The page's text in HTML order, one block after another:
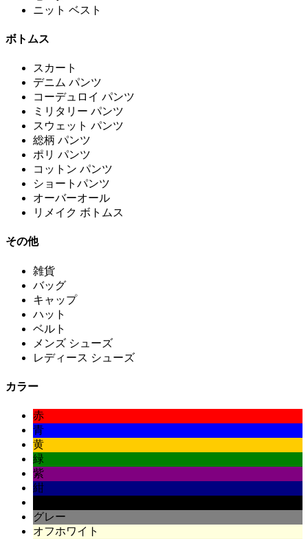
ニット ベスト
ボトムス
スカート
デニム パンツ
コーデュロイ パンツ
ミリタリー パンツ
スウェット パンツ
総柄 パンツ
ポリ パンツ
コットン パンツ
ショートパンツ
オーバーオール
リメイク ボトムス
その他
雑貨
バッグ
キャップ
ハット
ベルト
メンズ シューズ
レディース シューズ
カラー
赤
青
黄
緑
紫
紺
グレー
オフホワイト